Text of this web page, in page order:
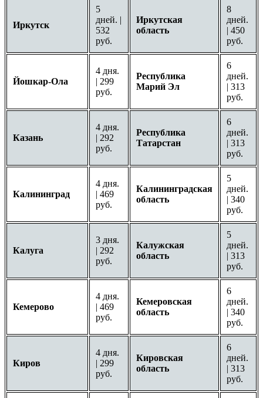
Иркутск
5
дней. |
532
руб.
Иркутская
область
8
дней.
| 450
руб.
Йошкар-Ола
4 дня.
| 299
руб.
Республика
Марий Эл
6
дней.
| 313
руб.
Казань
4 дня.
| 292
руб.
Республика
Татарстан
6
дней.
| 313
руб.
Калининград
4 дня.
| 469
руб.
Калининградская
область
5
дней.
| 340
руб.
Калуга
3 дня.
| 292
руб.
Калужская
область
5
дней.
| 313
руб.
Кемерово
4 дня.
| 469
руб.
Кемеровская
область
6
дней.
| 340
руб.
Киров
4 дня.
| 299
руб.
Кировская
область
6
дней.
| 313
руб.